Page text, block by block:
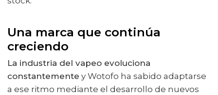
Una marca que continúa
creciendo
La industria del vapeo evoluciona
constantemente y Wotofo ha sabido adaptarse
a ese ritmo mediante el desarrollo de nuevos